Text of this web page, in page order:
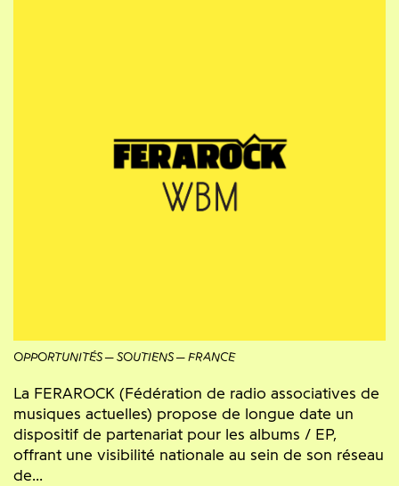
OPPORTUNITÉS SOUTIENS FRANCE
La FERAROCK (Fédération de radio associatives de
musiques actuelles) propose de longue date un
dispositif de partenariat pour les albums / EP,
offrant une visibilité nationale au sein de son réseau
de...